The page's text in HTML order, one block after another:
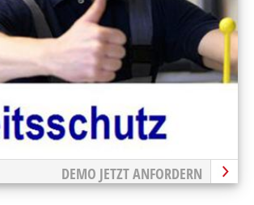
DEMO JETZT ANFORDERN